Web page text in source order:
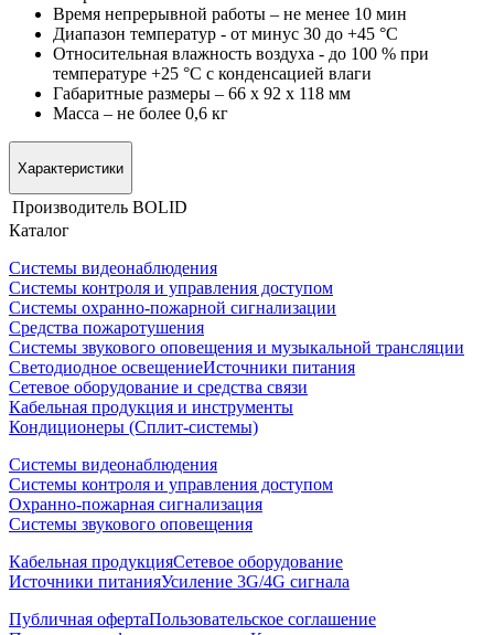
Время непрерывной работы – не менее 10 мин
Диапазон температур - от минус 30 до +45 °С
Относительная влажность воздуха - до 100 % при
температуре +25 °С с конденсацией влаги
Габаритные размеры – 66 х 92 х 118 мм
Масса – не более 0,6 кг
Характеристики
Производитель BOLID
Каталог
Системы видеонаблюдения
Системы контроля и управления доступом
Системы охранно-пожарной сигнализации
Средства пожаротушения
Системы звукового оповещения и музыкальной трансляции
Светодиодное освещениеИсточники питания
Сетевое оборудование и средства связи
Кабельная продукция и инструменты
Кондиционеры (Сплит-системы)
Системы видеонаблюдения
Системы контроля и управления доступом
Охранно-пожарная сигнализация
Системы звукового оповещения
Кабельная продукцияСетевое оборудование
Источники питанияУсиление 3G/4G сигнала
Публичная офертаПользовательское соглашение